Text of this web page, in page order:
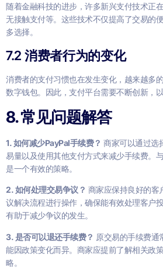
随着金融科技的进步，许多新兴支付技术正
无接触支付等。这些技术不仅提高了交易的
多选择。
7.2 消费者行为的变化
消费者的支付习惯也在发生变化，越来越多
数字钱包。因此，支付平台需要不断创新，
8. 常见问题解答
1. 如何减少PayPal手续费？ 商家可以通过选
易量以及使用其他支付方式来减少手续费。
是一个有效的策略。
2. 如何处理交易争议？ 商家应保持良好的客
议解决流程进行操作，确保能有效处理客户
有助于减少争议的发生。
3. 是否可以退还手续费？ 原交易的手续费通
能因政策变化而异。商家应提前了解相关政
略。